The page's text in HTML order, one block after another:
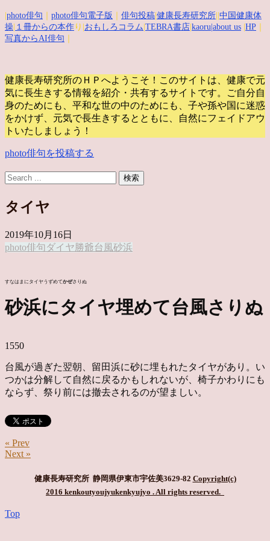
photo俳句 photo俳句電子版 俳句投稿 健康長寿研究所 中国健康体
操 １冊からの本作 り| おもしろコラム TEBRA書店 kaoru |about us HP
写真からAI俳句
健康長寿研究所のＨＰへようこそ！このサイトは、健康で元
気に長生きする情報を紹介・共有するサイトです。
ご自分自
身のためにも、平和な世の中のためにも、子や孫や国に迷惑
をかけず、元気で長生きするとともに、自然にフェイドアウ
トいたしましょう！
photo俳句を投稿する
タイヤ
2019年10月16日
photo俳句ダイヤ 勝爺台風砂浜
すなはまにタイヤうずめてかぜさりぬ
砂浜にタイヤ埋めて台風さりぬ
1550
台風が過ぎた翌朝、留田浜に砂に埋もれたタイヤがあり。い
つかは分解して自然に戻るかもしれないが、椅子かわりにも
ならず、祭り前には撤去されるのが望ましい。
« Prev
Next »
健康長寿研究所 静岡県伊東市宇佐美3629-82 Copyright(c)
2016 kenkoutyoujyukenkyujyo . All rights reserved.
Top